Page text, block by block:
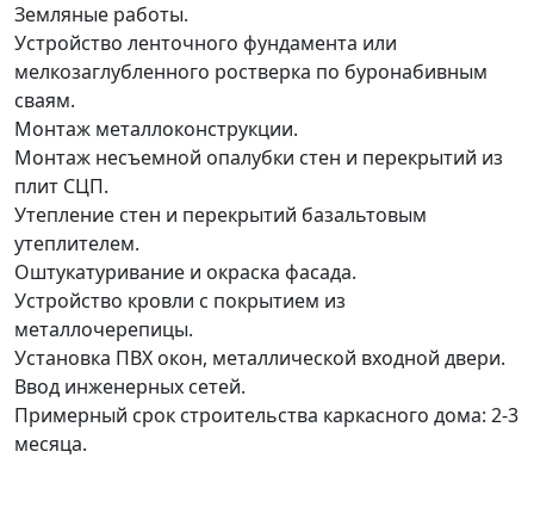
Земляные работы.
Устройство ленточного фундамента или
мелкозаглубленного ростверка по буронабивным
сваям.
Монтаж металлоконструкции.
Монтаж несъемной опалубки стен и перекрытий из
плит СЦП.
Утепление стен и перекрытий базальтовым
утеплителем.
Оштукатуривание и окраска фасада.
Устройство кровли с покрытием из
металлочерепицы.
Установка ПВХ окон, металлической входной двери.
Ввод инженерных сетей.
Примерный срок строительства каркасного дома: 2-3
месяца.